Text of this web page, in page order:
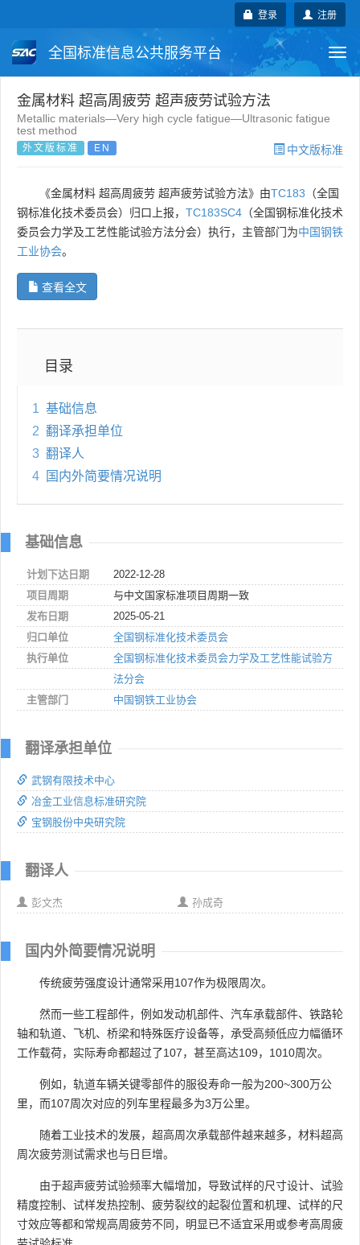
注册
登录
全国标准信息公共服务平台
国家标准 行业标准 地方标准
团体标准
金属材料 超高周疲劳 超声疲劳试验方法
Metallic materials—Very high cycle fatigue—Ultrasonic fatigue
test method
外文版标准 EN 中文版标准
《金属材料 超高周疲劳 超声疲劳试验方法》由TC183 （全国
钢标准化技术委员会）归口上报， TC183SC4 （全国钢标准化技术
委员会力学及工艺性能试验方法分会）执行，主管部门为中国钢铁
工业协会。
查看全文
目录
1 基础信息
2 翻译承担单位
3 翻译人
4
国内外简要情况说明
基础信息
计划下达日期
2022-12-28
项目周期
与中文国家标准项目周期一致
发布日期
2025-05-21
归口单位
全国钢标准化技术委员会
执行单位
全国钢标准化技术委员会力学及工艺性能试验方
法分会
主管部门
中国钢铁工业协会
翻译承担单位
武钢有限技术中心
冶金工业信息标准研究院
宝钢股份中央研究院
翻译人
彭文杰 孙成奇
国内外简要情况说明
传统疲劳强度设计通常采用107作为极限周次。
然而一些工程部件，例如发动机部件、汽车承载部件、铁路轮
轴和轨道、飞机、桥梁和特殊医疗设备等，承受高频低应力幅循环
工作载荷，实际寿命都超过了107，甚至高达109，1010周次。
例如，轨道车辆关键零部件的服役寿命一般为200~300万公
里，而107周次对应的列车里程最多为3万公里。
随着工业技术的发展，超高周次承载部件越来越多，材料超高
周次疲劳测试需求也与日巨增。
由于超声疲劳试验频率大幅增加，导致试样的尺寸设计、试验
精度控制、试样发热控制、疲劳裂纹的起裂位置和机理、试样的尺
寸效应等都和常规高周疲劳不同，明显已不适宜采用或参考高周疲